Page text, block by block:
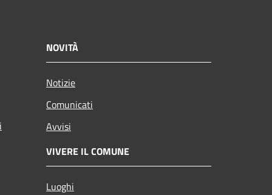
NOVITÀ
Notizie
Comunicati
Avvisi
VIVERE IL COMUNE
Luoghi